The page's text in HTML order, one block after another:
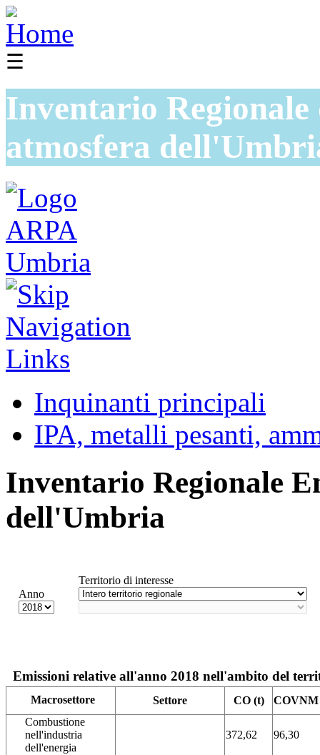
☰
Inventario
atmosfera
Inquinanti principali
IPA, metalli pesanti,
Inventario Regionale
dell'Umbria
Anno
Territorio di interesse
Emissioni relative all'anno 2018 nell'ambito del
Macrosettore Settore CO (t)
COVNM
Combustione
nell'industria
dell'energia
372,62 96,30